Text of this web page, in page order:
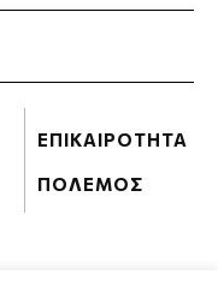
ΕΠΙΚΑΙΡΟΤΗΤΑ
ΠΟΛΕΜΟΣ